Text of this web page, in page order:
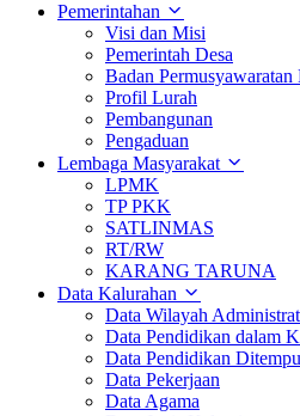
Pemerintahan
Visi dan Misi
Pemerintah Desa
Badan Permusyawaratan
Profil Lurah
Pembangunan
Pengaduan
Lembaga Masyarakat
LPMK
TP PKK
SATLINMAS
RT/RW
KARANG TARUNA
Data Kalurahan
Data Wilayah
Data Pendidikan dalam
Data Pendidikan
Data Pekerjaan
Data Agama